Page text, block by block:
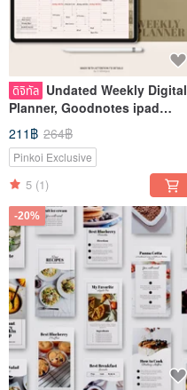
ดิจิทัล Undated Weekly Digital
Planner, Goodnotes ipad
Planner, Daily hourly
Minimalist
211฿ 264฿
Pinkoi Exclusive
5 (1)
-20%